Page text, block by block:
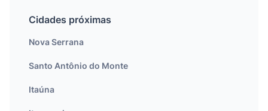
Cidades próximas
Nova Serrana
Santo Antônio do Monte
Itaúna